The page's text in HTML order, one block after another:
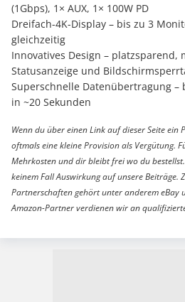
(1Gbps), 1× AUX, 1× 100W PD
Dreifach-4K-Display – bis zu 3
gleichzeitig
Innovatives Design – platzsparend,
Statusanzeige und
Superschnelle Datenübertragung –
in ~20 Sekunden
Wenn du über einen Link auf dieser Seite
oftmals eine kleine Provision als Vergütung.
Mehrkosten und dir bleibt frei wo du
keinem Fall Auswirkung auf unsere
Partnerschaften gehört unter anderem eBay
Amazon-Partner verdienen wir an